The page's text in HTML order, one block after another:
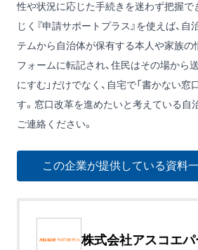
性や状況に応じた手続きを迷わず把握で
じく『申請サポートプラス』を使えば、
テムから自治体が保有する本人や家族
フォームに転記され、住民はその場から
にすむ」だけでなく、自宅で「書かない窓
す。窓口改革を進めたいと考えている自
ご連絡ください。
この企業が提供している資料
株式会社アスコエ